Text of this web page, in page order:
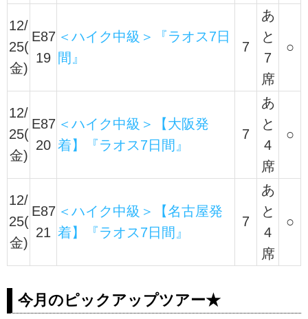
12/
25(
金)
E87
19
＜ハイク中級＞『ラオス7日
間』
7
あ
と
7
席
○
12/
25(
金)
E87
20
＜ハイク中級＞【大阪発
着】『ラオス7日間』
7
あ
と
4
席
○
12/
25(
金)
E87
21
＜ハイク中級＞【名古屋発
着】『ラオス7日間』
7
あ
と
4
席
○
今月のピックアップツアー★